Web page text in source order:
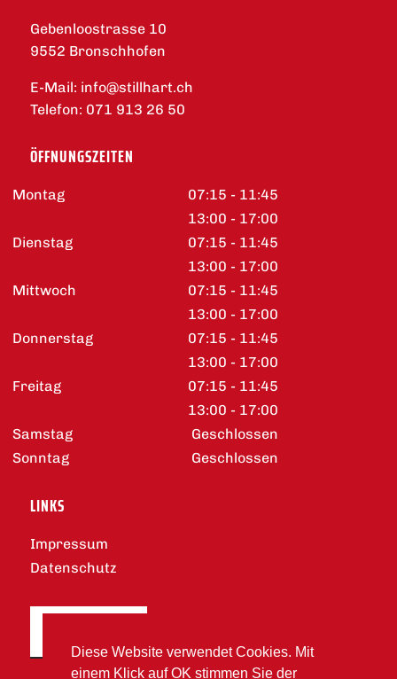
Diese Website verwendet Cookies. Mit
einem Klick auf OK stimmen Sie der
Gebenloostrasse 10
9552 Bronschhofen
E-Mail: info@stillhart.ch
Telefon: 071 913 26 50
ÖFFNUNGSZEITEN
Montag
07:15 - 11:45
13:00 - 17:00
Dienstag
07:15 - 11:45
13:00 - 17:00
Mittwoch
07:15 - 11:45
13:00 - 17:00
Donnerstag
07:15 - 11:45
13:00 - 17:00
Freitag
07:15 - 11:45
13:00 - 17:00
Samstag
Geschlossen
Sonntag
Geschlossen
LINKS
Impressum
Datenschutz